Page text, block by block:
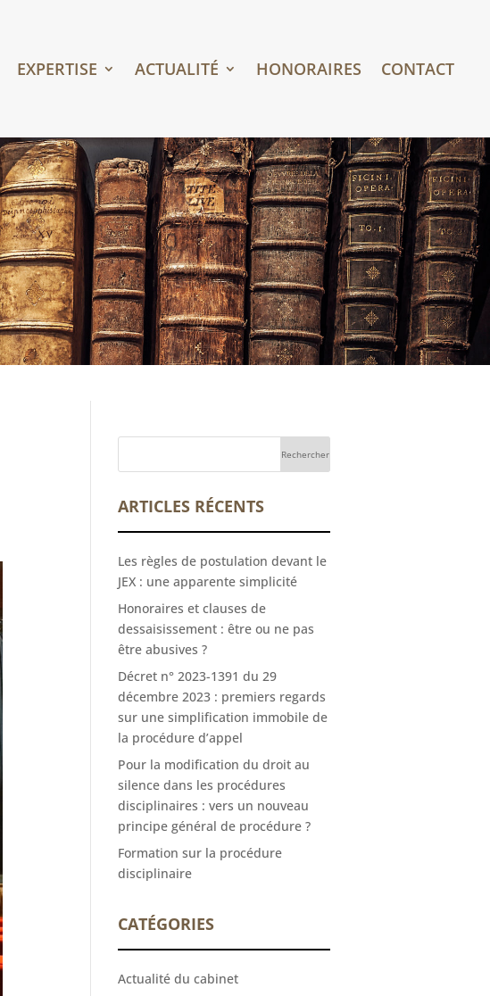
EXPERTISE ACTUALITÉ HONORAIRES CONTACT
ARTICLES RÉCENTS
Les règles de postulation devant le
JEX : une apparente simplicité
Honoraires et clauses de
dessaisissement : être ou ne pas
être abusives ?
Décret n° 2023-1391 du 29
décembre 2023 : premiers regards
sur une simplification immobile de
la procédure d’appel
Pour la modification du droit au
silence dans les procédures
disciplinaires : vers un nouveau
principe général de procédure ?
Formation sur la procédure
disciplinaire
CATÉGORIES
Actualité du cabinet